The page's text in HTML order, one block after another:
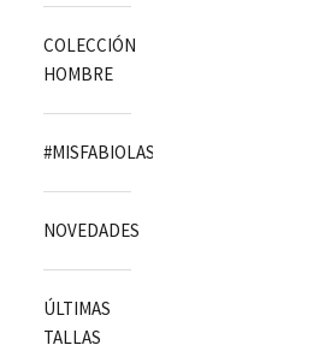
COLECCIÓN
HOMBRE
#MISFABIOLAS
NOVEDADES
ÚLTIMAS
TALLAS